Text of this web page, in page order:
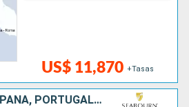
US$ 11,870 +Tasas
FRANCIA, ITALIA, ESPAÑA, PORTUGAL, ESTADOS UNIDOS